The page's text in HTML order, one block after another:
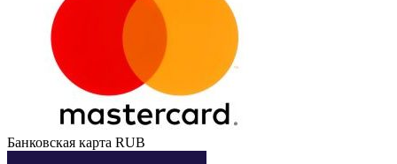
Банковская карта RUB